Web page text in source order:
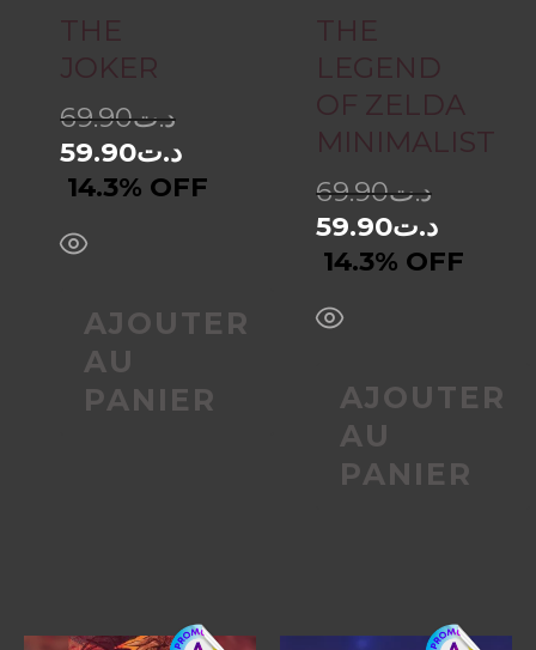
THE
JOKER
د.ت69.90
د.ت59.90
14.3% OFF
AJOUTER
AU
PANIER
THE
LEGEND
OF ZELDA
MINIMALIST
د.ت69.90
د.ت59.90
14.3% OFF
AJOUTER
AU
PANIER